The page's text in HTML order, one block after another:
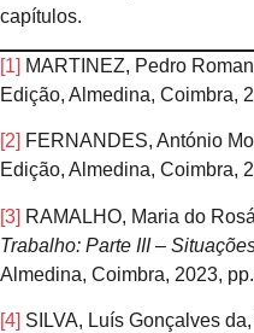
capítulos.
[1] MARTINEZ, Pedro
Edição, Almedina, Coimbra,
[2] FERNANDES, António
Edição, Almedina, Coimbra,
[3] RAMALHO, Maria do
Trabalho: Parte III –
Almedina, Coimbra, 2023,
[4] SILVA, Luís Gonçalves